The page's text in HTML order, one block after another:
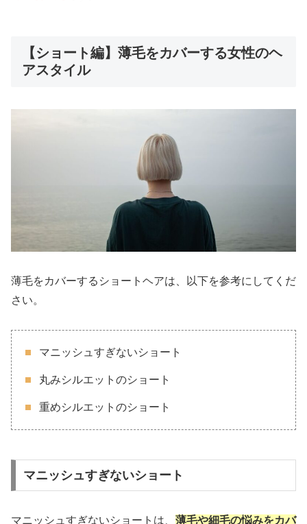
【ショート編】薄毛をカバーする女性のヘ
アスタイル
薄毛をカバーするショートヘアは、以下を参考にしてくだ
さい。
マニッシュすぎないショート
丸みシルエットのショート
重めシルエットのショート
マニッシュすぎないショート
マニッシュすぎないショートは、 薄毛や細毛の悩みをカバ